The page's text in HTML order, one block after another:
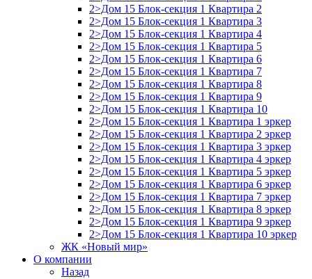
2>Дом 15 Блок-секция 1 Квартира 2
2>Дом 15 Блок-секция 1 Квартира 3
2>Дом 15 Блок-секция 1 Квартира 4
2>Дом 15 Блок-секция 1 Квартира 5
2>Дом 15 Блок-секция 1 Квартира 6
2>Дом 15 Блок-секция 1 Квартира 7
2>Дом 15 Блок-секция 1 Квартира 8
2>Дом 15 Блок-секция 1 Квартира 9
2>Дом 15 Блок-секция 1 Квартира 10
2>Дом 15 Блок-секция 1 Квартира 1 эркер
2>Дом 15 Блок-секция 1 Квартира 2 эркер
2>Дом 15 Блок-секция 1 Квартира 3 эркер
2>Дом 15 Блок-секция 1 Квартира 4 эркер
2>Дом 15 Блок-секция 1 Квартира 5 эркер
2>Дом 15 Блок-секция 1 Квартира 6 эркер
2>Дом 15 Блок-секция 1 Квартира 7 эркер
2>Дом 15 Блок-секция 1 Квартира 8 эркер
2>Дом 15 Блок-секция 1 Квартира 9 эркер
2>Дом 15 Блок-секция 1 Квартира 10 эркер
ЖК «Новый мир»
О компании
Назад